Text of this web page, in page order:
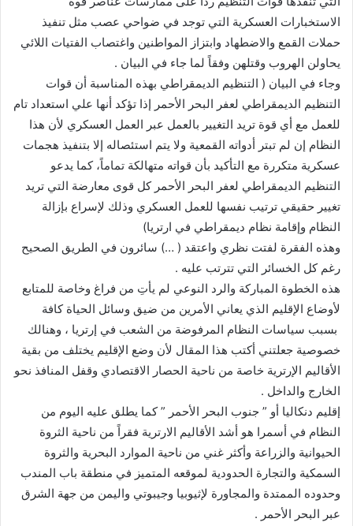
الاستخبارات العسكرية التي توجد في ضواحي عصب مثل تنفيذ
حملات القمع والاضطهاد وابتزاز المواطنين واغتصاب الفتيات اللائي
يحاولن الهروب وقتلهن وفقاً لما جاء في البيان .
وجاء في البيان ( التنظيم الديمقراطي بهذه المناسبة أن قوات
التنظيم الديمقراطي لعفر البحر الأحمر إذا تؤكد أنها علي استعداد تام
للعمل مع أي قوة تريد التغيير بالعمل عبر العمل العسكري لأن هذا
النظام إن لم تبتر أدواته القمعية ولا يتم استئصاله إلا بتنفيذ هجمات
عسكرية متكررة مع التأكيد بأن قواته متهالكة تماماً، كما يدعو
التنظيم الديمقراطي لعفر البحر الأحمر كل قوى معارضة التي تريد
تغيير حقيقي ترتيب نفسها للعمل العسكري وذلك لإسراع بإزالة
النظام وإقامة نظام ديمقراطي في ارتريا)
وهذه الفقرة لفتت نظري واعتقد ( …) سائرون في الطريق الصحيح
رغم كل الخسائر التي تترتب عليه .
هذه الخطوة المباركة والرد النوعي لم يأتِ من فراغ وخاصة للمتابع
لأوضاع الإقليم الذي يعاني الأمرين من ضيق وسائل الحياة كافة
بسبب سياسات النظام المرفوضة من الشعب في إرتريا ، وهنالك
خصوصية جعلتني أكتب هذا المقال لأن وضع الإقليم يختلف من بقية
الأقاليم الإرترية خاصة من ناحية الحصار الاقتصادي وقفل المنافذ نحو
الخارج والداخل .
إقليم دنكاليا أو ” جنوب البحر الأحمر ” كما يطلق عليه اليوم من
النظام في أسمرا هو أشد الأقاليم الارترية فقراً من ناحية الثروة
الحيوانية والزراعة وأكثر غني من ناحية الموارد البحرية والثروة
السمكية والتجارة الحدودية لموقعه المتميز في منطقة باب المندب
وحدوده الممتدة والمجاورة لإثيوبيا وجيبوتي واليمن من جهة الشرق
عبر البحر الأحمر .